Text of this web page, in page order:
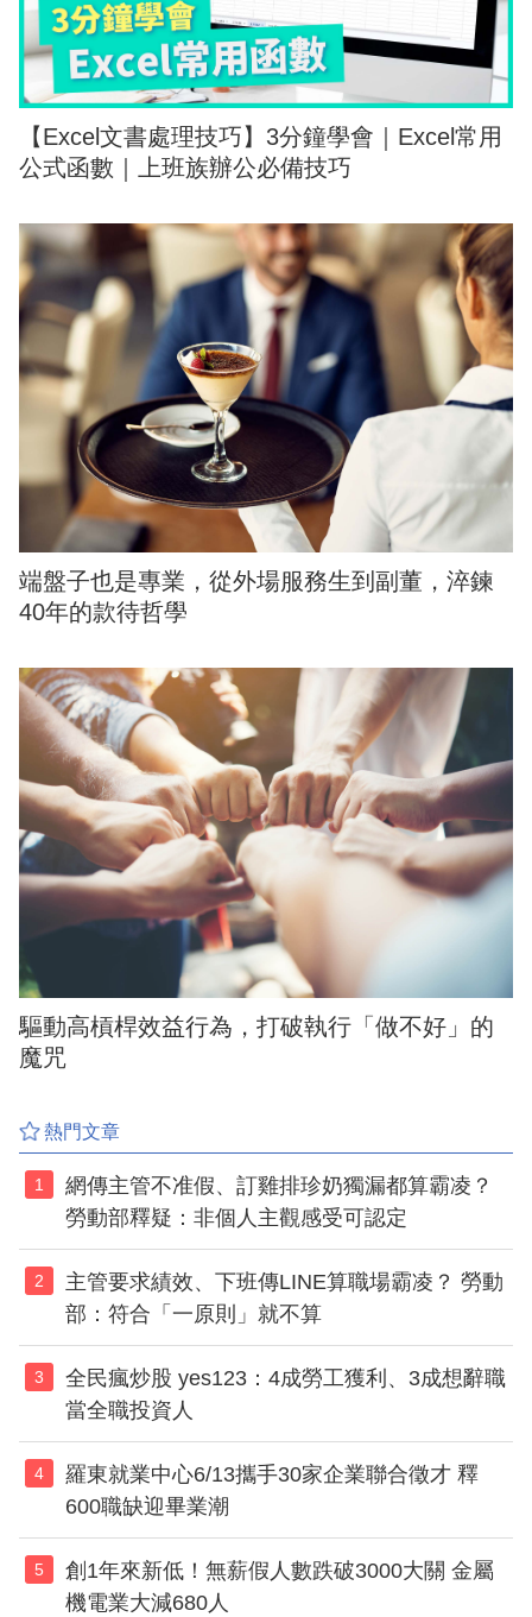
【Excel文書處理技巧】3分鐘學會｜Excel常用
公式函數｜上班族辦公必備技巧
端盤子也是專業，從外場服務生到副董，淬鍊
40年的款待哲學
驅動高槓桿效益行為，打破執行「做不好」的
魔咒
熱門文章
1
網傳主管不准假、訂雞排珍奶獨漏都算霸凌？
勞動部釋疑：非個人主觀感受可認定
2
主管要求績效、下班傳LINE算職場霸凌？ 勞動
部：符合「一原則」就不算
3
全民瘋炒股 yes123：4成勞工獲利、3成想辭職
當全職投資人
4
羅東就業中心6/13攜手30家企業聯合徵才 釋
600職缺迎畢業潮
5
創1年來新低！無薪假人數跌破3000大關 金屬
機電業大減680人